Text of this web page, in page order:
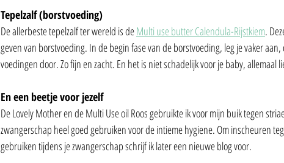
Tepelzalf (borstvoeding)
De allerbeste tepelzalf ter wereld is de Multi use butter Calendula-Rijstkiem.
geven van borstvoeding. In de begin fase van de borstvoeding, leg je vaker
voedingen door. Zo fijn en zacht. En het is niet schadelijk voor je baby, allemaal
En een beetje voor jezelf
De Lovely Mother en de Multi Use oil Roos gebruikte ik voor mijn buik tegen
zwangerschap heel goed gebruiken voor de intieme hygiene. Om inscheuren
gebruiken tijdens je zwangerschap schrijf ik later een nieuwe blog voor.